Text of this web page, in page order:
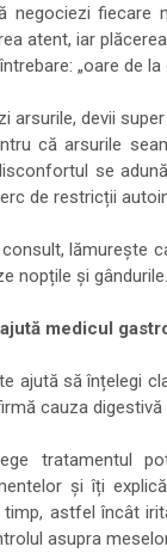
negociezi fiecare
atent, iar
„oare de
arsurile, devii
că arsurile
se
de restricții
lămurește
nopțile și
medicul
ajută să înțelegi
cauza
tratamentul
și îți
timp, astfel încât
asupra